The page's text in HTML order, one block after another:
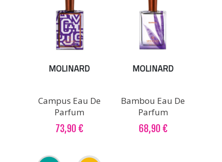
MOLINARD
Campus Eau De
Parfum
73,90 €
MOLINARD
Bambou Eau De
Parfum
68,90 €